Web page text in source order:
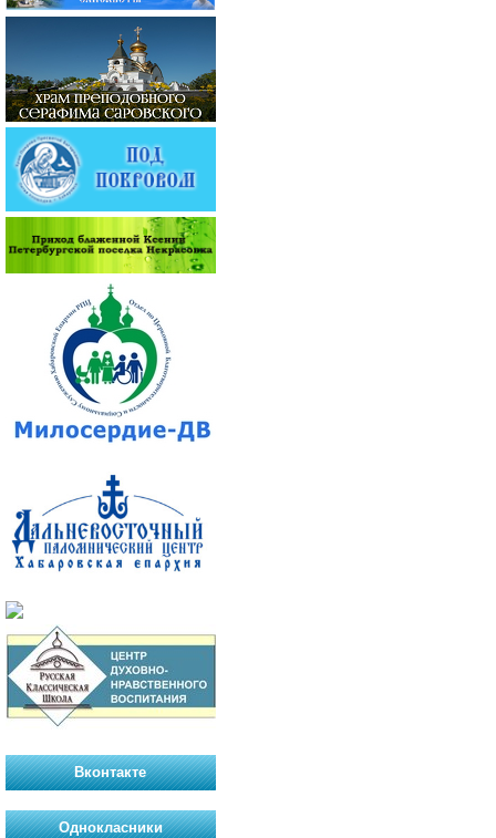
Вконтакте
Однокласники